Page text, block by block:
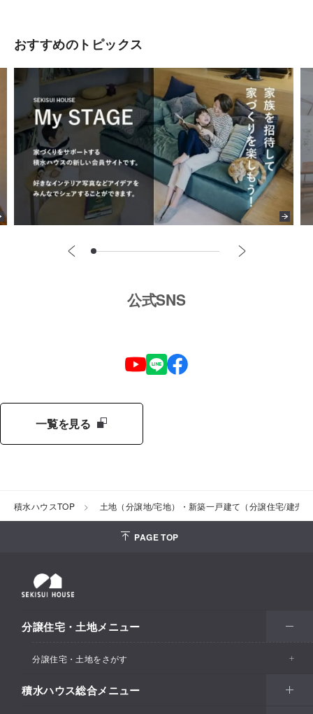
おすすめのトピックス
公式SNS
一覧を見る
積水ハウスTOP 土地（分譲地/宅地）・新築一戸建て（分譲住宅/建売
PAGE TOP
分譲住宅・土地メニュー
分譲住宅・土地をさがす
エリアからさがす
積水ハウス総合メニュー